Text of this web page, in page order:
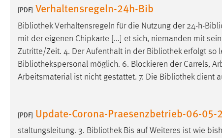
[PDF] Verhaltensregeln-24h-Bib
BibliothekVerhaltensregeln für die Nutzung der 24-h-
mit der eigenen Chipkarte [...] et sich, niemanden mit
Zutritte/Zeit. 4. Der Aufenthalt in der Bibliothekerfolgt so
Bibliothekspersonal möglich. 6. Blockieren der Carrels,
Arbeitsmaterial ist nicht gestattet. 7. Die Bibliothekdient
[PDF] Update-Corona-Praesenzbetrieb-06-05-
staltungsleitung. 3. BibliothekBis auf Weiteres ist wie
Cookie Laufzeit: 3 Monate
EXTERNE MEDIEN
Um Inhalte von Videoplattformen und Social Media
Plattformen anzeigen zu können, werden von diesen
YouTube